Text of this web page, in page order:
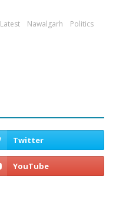
Latest Nawalgarh Politics